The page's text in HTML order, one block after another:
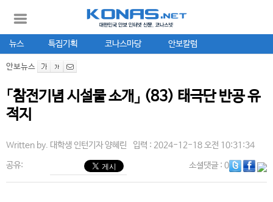
뉴스 특집기획 코나스마당 안보칼럼
안보뉴스
「참전기념 시설물 소개」 (83) 태극단 반공 유
적지
Written by. 대학생 인턴기자 양혜린 입력 : 2024-12-18 오전 10:31:34
공유: 소셜댓글: 0